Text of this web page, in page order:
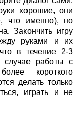
хорошие, они
что именно), но
Закончить игру
руками и их
в течение 2-3
случае работы с
короткого
делать только
играть и не